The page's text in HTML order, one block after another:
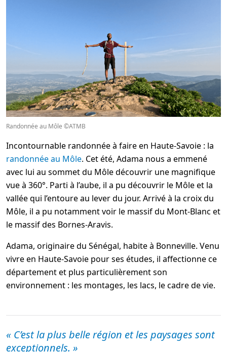
Randonnée au Môle ©ATMB
Incontournable randonnée à faire en Haute-Savoie : la
randonnée au Môle. Cet été, Adama nous a emmené
avec lui au sommet du Môle découvrir une magnifique
vue à 360°. Parti à l’aube, il a pu découvrir le Môle et la
vallée qui l’entoure au lever du jour. Arrivé à la croix du
Môle, il a pu notamment voir le massif du Mont-Blanc et
le massif des Bornes-Aravis.
Adama, originaire du Sénégal, habite à Bonneville. Venu
vivre en Haute-Savoie pour ses études, il affectionne ce
département et plus particulièrement son
environnement : les montages, les lacs, le cadre de vie.
« C’est la plus belle région et les paysages sont
exceptionnels. »